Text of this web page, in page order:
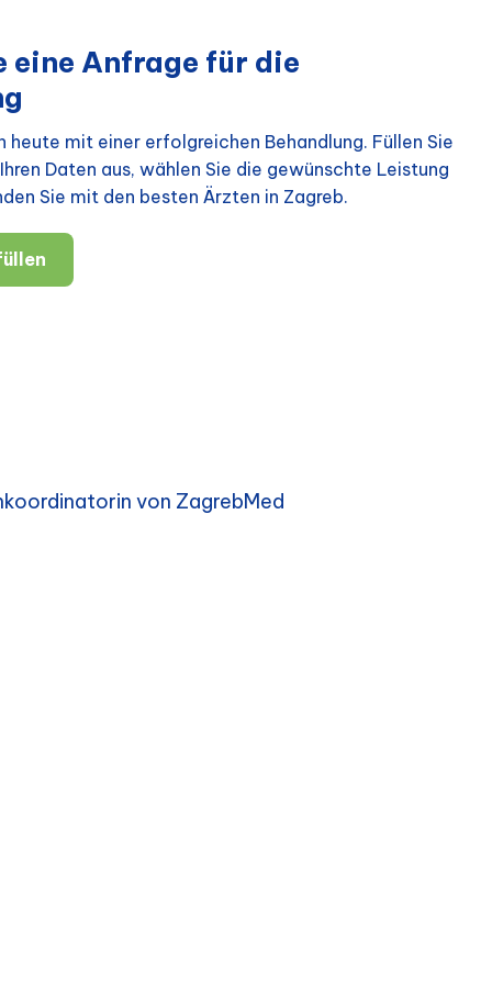
eine Anfrage für die
heute mit einer erfolgreichen Behandlung. Füllen Sie
Daten aus, wählen Sie die gewünschte Leistung
Sie mit den besten Ärzten in Zagreb.
von ZagrebMed